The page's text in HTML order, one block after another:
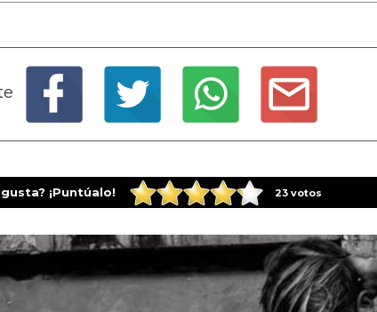
gusta? ¡Puntúalo! 23 votos